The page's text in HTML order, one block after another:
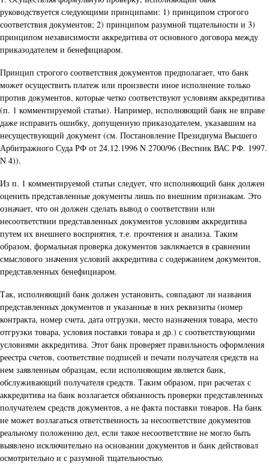
руководствуется следующими принципами: 1) принципом строгого
соответствия документов; 2) принципом разумной тщательности и 3)
принципом независимости аккредитива от основного договора между
приказодателем и бенефициаром.
Принцип строгого соответствия документов предполагает, что банк
может осуществить платеж или произвести иное исполнение только
против документов, которые четко соответствуют условиям аккредитива
(п. 1 комментируемой статьи). Например, исполняющий банк не вправе
даже исправить ошибку, допущенную приказодателем, указавшим на
несуществующий документ (см. Постановление Президиума Высшего
Арбитражного Суда РФ от 24.12.1996 N 2700/96 (Вестник ВАС РФ. 1997.
N 4)).
Из п. 1 комментируемой статьи следует, что исполняющий банк должен
оценить представленные документы лишь по внешним признакам. Это
означает, что он должен сделать вывод о соответствии или
несоответствии представленных документов условиям аккредитива
путем их внешнего восприятия, т.е. прочтения и анализа. Таким
образом, формальная проверка документов заключается в сравнении
смыслового значения условий аккредитива с содержанием документов,
представленных бенефициаром.
Так, исполняющий банк должен установить, совпадают ли названия
представленных документов и указанные в них реквизиты (номер
контракта, номер счета, дата отгрузки, место назначения товара, место
отгрузки товара, условия поставки товара и др.) с соответствующими
условиями аккредитива. Этот банк проверяет правильность оформления
реестра счетов, соответствие подписей и печати получателя средств на
нем заявленным образцам, если исполняющим является банк,
обслуживающий получателя средств. Таким образом, при расчетах с
аккредитива на банк возлагается обязанность проверки представленных
получателем средств документов, а не факта поставки товаров. На банк
не может возлагаться ответственность за несоответствие документов
реальному положению дел, если такое несоответствие не могло быть
выявлено исключительно на основании документов и банк действовал
осмотрительно и с разумной тщательностью.